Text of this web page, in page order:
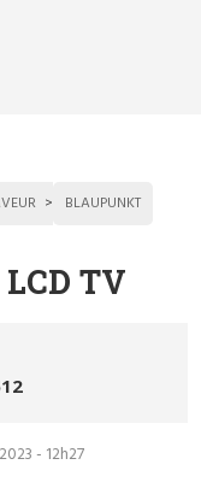
BLAUPUNKT
TV
- 12h27